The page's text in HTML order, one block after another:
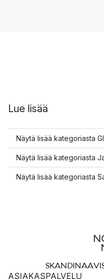
Lue lisää
Näytä lisää kategoriasta
Näytä lisää kategoriasta
Näytä lisää kategoriasta
ASIAKASPALVELU